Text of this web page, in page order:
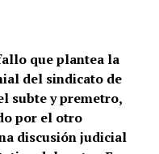
que plantea la
del sindicato de
subte y premetro,
por el otro
discusión judicial